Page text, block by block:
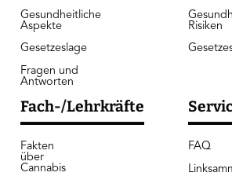
Gesundheitliche
Aspekte
Gesetzeslage
Fragen und
Antworten
Risiken
Fach-/Lehrkräfte
Fakten
über
Cannabis
FAQ